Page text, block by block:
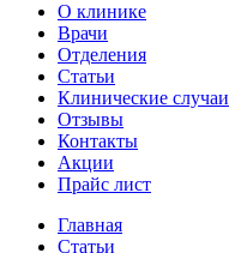
О клинике
Врачи
Отделения
Статьи
Клинические случаи
Отзывы
Контакты
Акции
Прайс лист
Главная
Статьи